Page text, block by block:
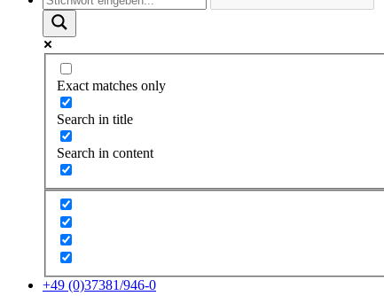
Exact matches only
Search in title
Search in content
+49 (0)37381/946-0